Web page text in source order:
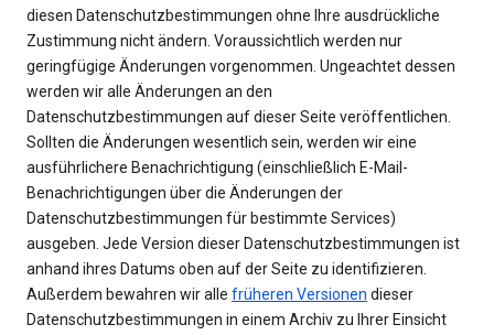
diesen Datenschutzbestimmungen ohne Ihre ausdrückliche
Zustimmung nicht ändern. Voraussichtlich werden nur
geringfügige Änderungen vorgenommen. Ungeachtet dessen
werden wir alle Änderungen an den
Datenschutzbestimmungen auf dieser Seite veröffentlichen.
Sollten die Änderungen wesentlich sein, werden wir eine
ausführlichere Benachrichtigung (einschließlich E-Mail-
Benachrichtigungen über die Änderungen der
Datenschutzbestimmungen für bestimmte Services)
ausgeben. Jede Version dieser Datenschutzbestimmungen ist
anhand ihres Datums oben auf der Seite zu identifizieren.
Außerdem bewahren wir alle früheren Versionen dieser
Datenschutzbestimmungen in einem Archiv zu Ihrer Einsicht